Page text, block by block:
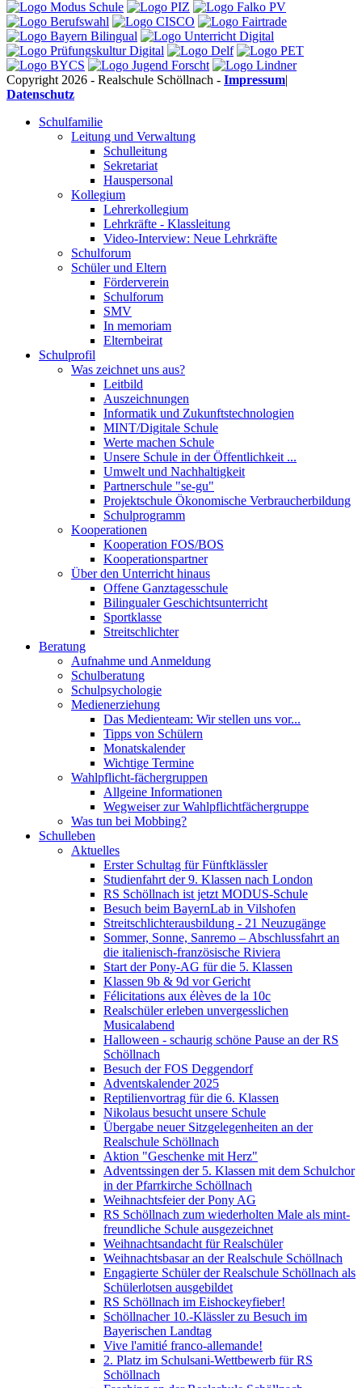
Copyright 2026 - Realschule Schöllnach - Impressum
Datenschutz
Schulfamilie
Leitung und Verwaltung
Schulleitung
Sekretariat
Hauspersonal
Kollegium
Lehrerkollegium
Lehrkräfte - Klassleitung
Video-Interview: Neue Lehrkräfte
Schulforum
Schüler und Eltern
Förderverein
Schulforum
SMV
In memoriam
Elternbeirat
Schulprofil
Was zeichnet uns aus?
Leitbild
Auszeichnungen
Informatik und Zukunftstechnologien
MINT/Digitale Schule
Werte machen Schule
Unsere Schule in der Öffentlichkeit ...
Umwelt und Nachhaltigkeit
Partnerschule "se-gu"
Projektschule Ökonomische Verbraucherbildung
Schulprogramm
Kooperationen
Kooperation FOS/BOS
Kooperationspartner
Über den Unterricht hinaus
Offene Ganztagesschule
Bilingualer Geschichtsunterricht
Sportklasse
Streitschlichter
Beratung
Aufnahme und Anmeldung
Schulberatung
Schulpsychologie
Medienerziehung
Das Medienteam: Wir stellen uns vor...
Tipps von Schülern
Monatskalender
Wichtige Termine
Wahlpflicht-fächergruppen
Allgeine Informationen
Wegweiser zur Wahlpflichtfächergruppe
Was tun bei Mobbing?
Schulleben
Aktuelles
Erster Schultag für Fünftklässler
Studienfahrt der 9. Klassen nach London
RS Schöllnach ist jetzt MODUS-Schule
Besuch beim BayernLab in Vilshofen
Streitschlichterausbildung - 21 Neuzugänge
Sommer, Sonne, Sanremo – Abschlussfahrt an
die italienisch-französische Riviera
Start der Pony-AG für die 5. Klassen
Klassen 9b & 9d vor Gericht
Félicitations aux élèves de la 10c
Realschüler erleben unvergesslichen
Musicalabend
Halloween - schaurig schöne Pause an der RS
Schöllnach
Besuch der FOS Deggendorf
Adventskalender 2025
Reptilienvortrag für die 6. Klassen
Nikolaus besucht unsere Schule
Übergabe neuer Sitzgelegenheiten an der
Realschule Schöllnach
Aktion "Geschenke mit Herz"
Adventssingen der 5. Klassen mit dem Schulchor
in der Pfarrkirche Schöllnach
Weihnachtsfeier der Pony AG
RS Schöllnach zum wiederholten Male als mint-
freundliche Schule ausgezeichnet
Weihnachtsandacht für Realschüler
Weihnachtsbasar an der Realschule Schöllnach
Engagierte Schüler der Realschule Schöllnach als
Schülerlotsen ausgebildet
RS Schöllnach im Eishockeyfieber!
Schöllnacher 10.-Klässler zu Besuch im
Bayerischen Landtag
Vive l'amitié franco-allemande!
2. Platz im Schulsani-Wettbewerb für RS
Schöllnach